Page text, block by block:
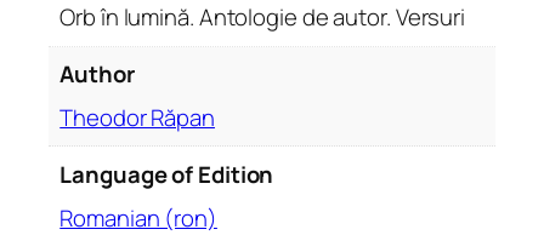
a
o
Orb în lumină. Antologie de autor. Versuri
Author
Theodor Răpan
Language of Edition
Romanian (ron)